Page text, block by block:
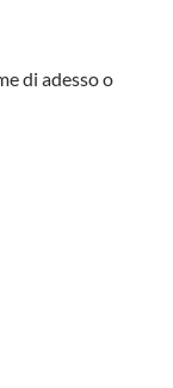
di adesso o